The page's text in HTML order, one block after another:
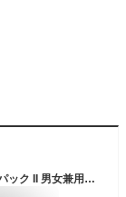
[ザノースフェイス] ホワイトラベル 2024 スーパーパック II 男女兼用 SUPER PACK II FOR UNISEX (IVORY) [並行輸入品]